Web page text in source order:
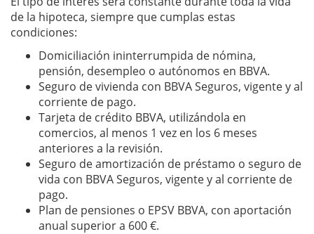
de la hipoteca, siempre que cumplas estas
condiciones:
Domiciliación ininterrumpida de nómina,
pensión, desempleo o autónomos en BBVA.
Seguro de vivienda con BBVA Seguros, vigente y al
corriente de pago.
Tarjeta de crédito BBVA, utilizándola en
comercios, al menos 1 vez en los 6 meses
anteriores a la revisión.
Seguro de amortización de préstamo o seguro de
vida con BBVA Seguros, vigente y al corriente de
pago.
Plan de pensiones o EPSV BBVA, con aportación
anual superior a 600 €.